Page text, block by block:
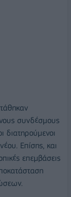
συνδέσμους
διατηρούμενοι
Επίσης, και
επεμβάσεις